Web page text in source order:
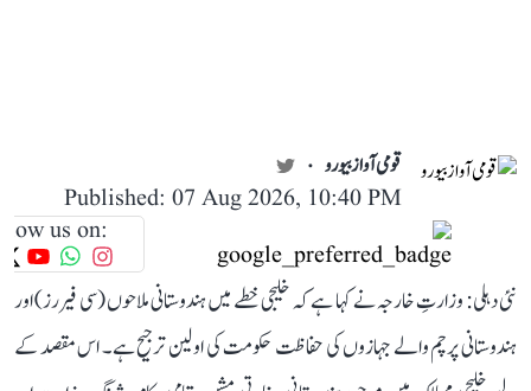
قومی آواز بیورو
Published: 07 Aug 2026, 10:40 PM
us on:
نئی دہلی: وزارتِ خارجہ نے کہا ہے کہ خلیجی خطے میں ہندوستانی ملاحوں (سی فیررز) اور
ہندوستانی پرچم والے جہازوں کی حفاظت حکومت کی اولین ترجیح ہے۔ اس مقصد کے